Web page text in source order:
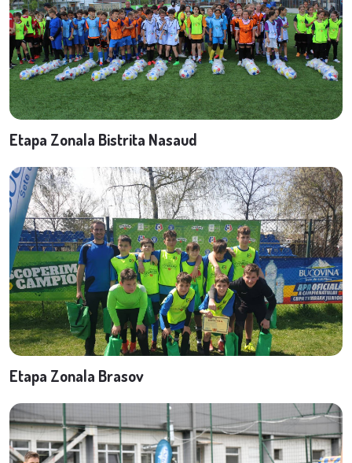
Etapa Zonala Bistrita Nasaud
Etapa Zonala Brasov